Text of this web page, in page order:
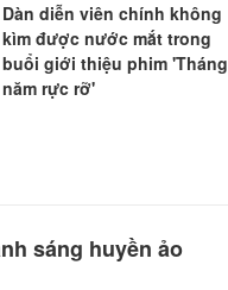
Dàn diễn viên chính không
kìm được nước mắt trong
buổi giới thiệu phim 'Tháng
năm rực rỡ'
sáng huyền ảo